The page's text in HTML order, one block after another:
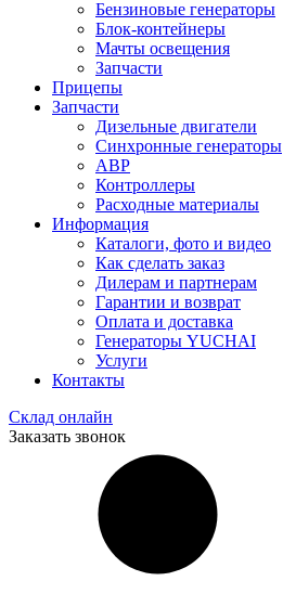
Бензиновые генераторы
Блок-контейнеры
Мачты освещения
Запчасти
Прицепы
Запчасти
Дизельные двигатели
Синхронные генераторы
АВР
Контроллеры
Расходные материалы
Информация
Каталоги, фото и видео
Как сделать заказ
Дилерам и партнерам
Гарантии и возврат
Оплата и доставка
Генераторы YUCHAI
Услуги
Контакты
Склад онлайн
Заказать звонок